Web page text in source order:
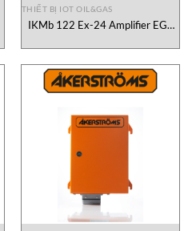
THIẾT BỊ IOT OIL&GAS
IKMb 122 Ex-24 Amplifier EGE